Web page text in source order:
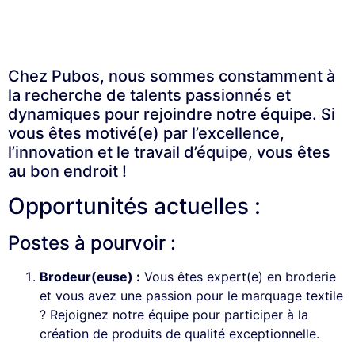
Chez Pubos, nous sommes constamment à
la recherche de talents passionnés et
dynamiques pour rejoindre notre équipe. Si
vous êtes motivé(e) par l’excellence,
l’innovation et le travail d’équipe, vous êtes
au bon endroit !
Opportunités actuelles :
Postes à pourvoir :
Brodeur(euse) : Vous êtes expert(e) en broderie
et vous avez une passion pour le marquage textile
? Rejoignez notre équipe pour participer à la
création de produits de qualité exceptionnelle.